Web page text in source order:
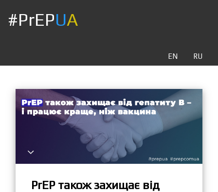
#PrEPUA
RU
EN
PrEP також захищає від